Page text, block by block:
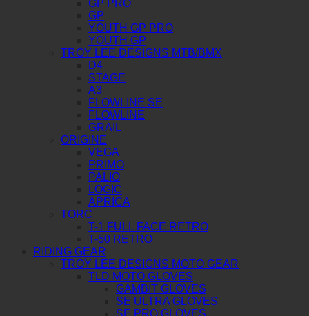
GP PRO
GP
YOUTH GP PRO
YOUTH GP
TROY LEE DESIGNS MTB/BMX
D4
STAGE
A3
FLOWLINE SE
FLOWLINE
GRAIL
ORIGINE
VEGA
PRIMO
PALIO
LOGIC
APRICA
TORC
T-1 FULL FACE RETRO
T-50 RETRO
RIDING GEAR
TROY LEE DESIGNS MOTO GEAR
TLD MOTO GLOVES
GAMBIT GLOVES
SE ULTRA GLOVES
SE PRO GLOVES